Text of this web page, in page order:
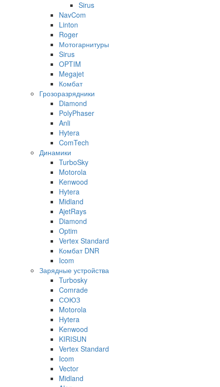
Sirus
NavCom
Linton
Roger
Мотогарнитуры
Sirus
OPTIM
Megajet
Комбат
Грозоразрядники
Diamond
PolyPhaser
Anli
Hytera
ComTech
Динамики
TurboSky
Motorola
Kenwood
Hytera
Midland
AjetRays
Diamond
Optim
Vertex Standard
Комбат DNR
Icom
Зарядные устройства
Turbosky
Comrade
СОЮЗ
Motorola
Hytera
Kenwood
KIRISUN
Vertex Standard
Icom
Vector
Midland